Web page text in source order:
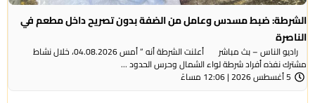
الشرطة: ضبط مسدس وعامل من الضفة بدون تصريح داخل مطعم في
الناصرة
راديو الناس – بث مباشر أعلنت الشرطة أنه ” أمس 04.08.2026، خلال نشاط
مشترك نفذه أفراد شرطة لواء الشمال وحرس الحدود ...
5 أغسطس 2026 | 12:06 مساءً